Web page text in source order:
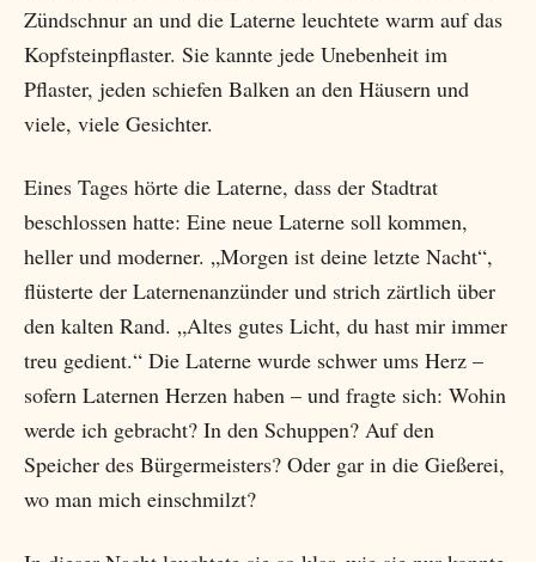
Zündschnur an und die Laterne leuchtete warm auf das
Kopfsteinpflaster. Sie kannte jede Unebenheit im
Pflaster, jeden schiefen Balken an den Häusern und
viele, viele Gesichter.
Eines Tages hörte die Laterne, dass der Stadtrat
beschlossen hatte: Eine neue Laterne soll kommen,
heller und moderner. „Morgen ist deine letzte Nacht“,
flüsterte der Laternenanzünder und strich zärtlich über
den kalten Rand. „Altes gutes Licht, du hast mir immer
treu gedient.“ Die Laterne wurde schwer ums Herz –
sofern Laternen Herzen haben – und fragte sich: Wohin
werde ich gebracht? In den Schuppen? Auf den
Speicher des Bürgermeisters? Oder gar in die Gießerei,
wo man mich einschmilzt?